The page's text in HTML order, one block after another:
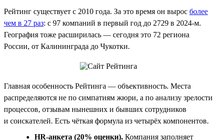
Рейтинг существует с 2010 года. За это время он вырос более
чем в 27 раз: с 97 компаний в первый год до 2729 в 2024-м.
География тоже расширилась — сегодня это 72 региона
России, от Калининграда до Чукотки.
Главная особенность Рейтинга — объективность. Места
распределяются не по симпатиям жюри, а по анализу зрелости
процессов, отзывам нынешних и бывших сотрудников
и соискателей. Есть чёткая формула из четырёх компонентов.
HR-анкета (20% оценки). Компания заполняет